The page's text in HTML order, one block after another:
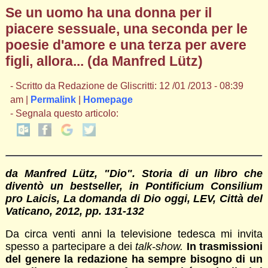
Se un uomo ha una donna per il
piacere sessuale, una seconda per le
poesie d'amore e una terza per avere
figli, allora... (da Manfred Lütz)
- Scritto da Redazione de Gliscritti: 12 /01 /2013 - 08:39
am |
Permalink|
Homepage
- Segnala questo articolo:
da Manfred Lütz, "Dio". Storia di un libro che
diventò un bestseller, in Pontificium Consilium
pro Laicis, La domanda di Dio oggi, LEV, Città del
Vaticano, 2012, pp. 131-132
Da circa venti anni la televisione tedesca mi invita
spesso a partecipare a deitalk-show. In trasmissioni
del genere la redazione ha sempre bisogno di un